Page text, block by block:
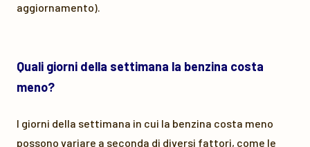
aggiornamento).
Quali giorni della settimana la benzina costa
meno?
I giorni della settimana in cui la benzina costa meno
possono variare a seconda di diversi fattori, come le